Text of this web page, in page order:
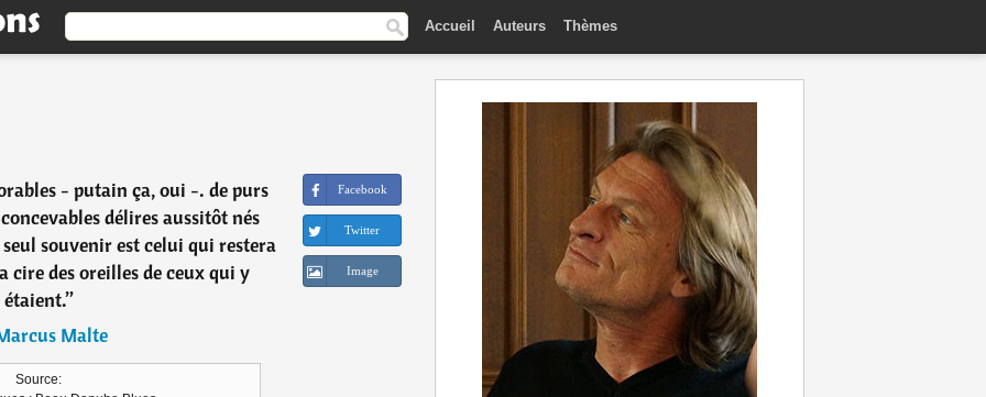
Accueil Auteurs Thèmes
- putain ça, oui -. de purs
délires aussitôt nés
souvenir est celui qui restera
cire des oreilles de ceux qui y
étaient.”
Malte
Source:
Facebook
Twitter
Image